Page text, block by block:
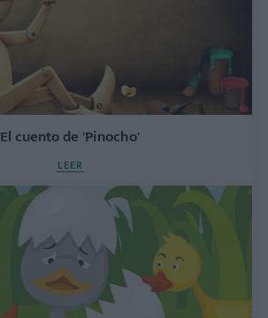
El cuento de 'Pinocho'
LEER